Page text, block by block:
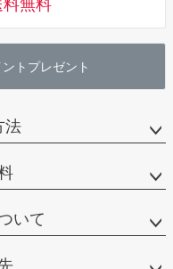
料無料
ントプレゼント
法
いて